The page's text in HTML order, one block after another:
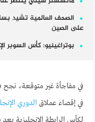
الصحف العالمية تشيد
على الصين
بوتراغينيو: كأس السوبر
في مفاجأة غير متوقعة، نجح
في إقصاء عملاق الدوري